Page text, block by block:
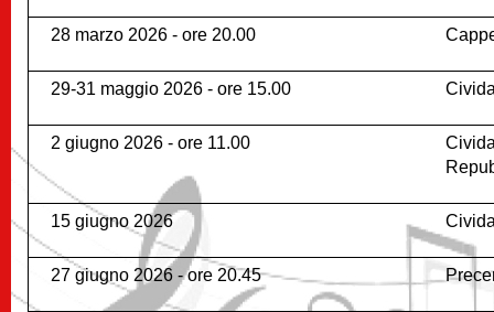
28 marzo 2026 - ore 20.00
29-31 maggio 2026 - ore 15.00
2 giugno 2026 - ore 11.00
15 giugno 2026
27 giugno 2026 - ore 20.45